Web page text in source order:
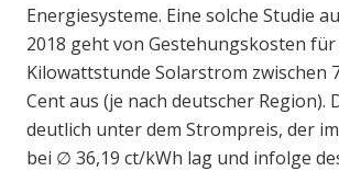
Energiesysteme. Eine solche Studie
2018 geht von Gestehungskosten für
Kilowattstunde Solarstrom zwischen
Cent aus (je nach deutscher Region).
deutlich unter dem Strompreis, der
bei ∅ 36,19 ct/kWh lag und infolge